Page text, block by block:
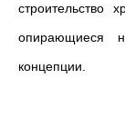
строительство
опирающиеся
концепции.